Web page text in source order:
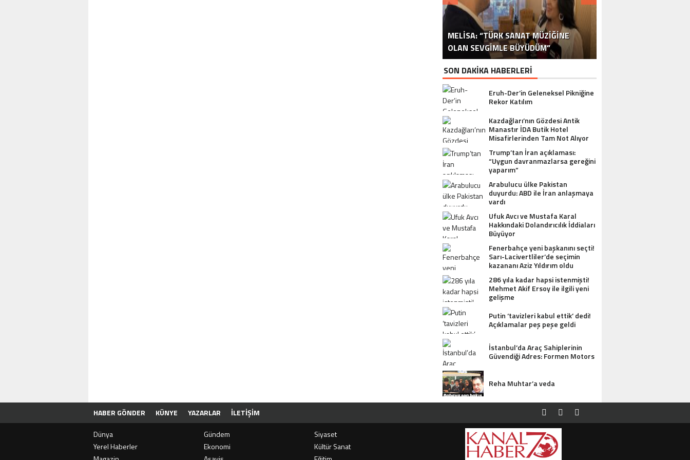
MELISA: “TÜRK SANAT MÜZIĞINE
OLAN SEVGIMLE BÜYÜDÜM”
İSPANYA SAĞLIK TURIZMINDE 2026
HEDEFLERINI BÜYÜTÜYOR
DR. ALI YÜKSELOĞLU, TÜRKIYE’NIN
2026 SAĞLIK TURIZMI VIZYONUNU
AÇIKLADI
“YAPIMCI MUSTAFA USLU HAKKINDA
SUÇ DUYURUSU”
USTA YÖNETMEN MURAT UYGUR’DAN
ULUSLARARASI AKSIYON FILMI
ÜNLÜ YAPIMCI MUSTAFA USLU VE EŞI
HAKKINDA UYUŞTURUCU ŞIKÂYETI
İSTANBUL’DAN BINGÖL’E 3 MILYON
TL’LIK GÖNÜL KÖPRÜSÜ
TURIZM SEKTÖRÜNÜN DENEYIMLI
İSMI: FATIH ERSÜ
MUSTAFA USLU HAKKINDAKI
SORUŞTURMADA SESSIZLIK TEPKI
ÇEKIYOR
OYUNCU SINAN ÇALIŞKANOĞLU
KARAKOLLUK OLDU
SON DAKİKA HABERLERİ
Eruh-Der’in Geleneksel Pikniğine
Rekor Katılım
Kazdağları’nın Gözdesi Antik
Manastır İDA Butik Hotel
Misafirlerinden Tam Not Alıyor
Trump’tan İran açıklaması:
“Uygun davranmazlarsa gereğini
yaparım”
Arabulucu ülke Pakistan
duyurdu: ABD ile İran anlaşmaya
vardı
Ufuk Avcı ve Mustafa Karal
Hakkındaki Dolandırıcılık İddiaları
Büyüyor
Fenerbahçe yeni başkanını seçti!
Sarı-Lacivertliler’de seçimin
kazananı Aziz Yıldırım oldu
286 yıla kadar hapsi istenmişti!
Mehmet Akif Ersoy ile ilgili yeni
gelişme
Putin ‘tavizleri kabul ettik’ dedi!
Açıklamalar peş peşe geldi
İstanbul’da Araç Sahiplerinin
Güvendiği Adres: Formen Motors
Reha Muhtar’a veda
HABER GÖNDER KÜNYE YAZARLAR
İLETIŞIM
Dünya
Gündem
Siyaset
Yerel Haberler
Ekonomi
Kültür Sanat